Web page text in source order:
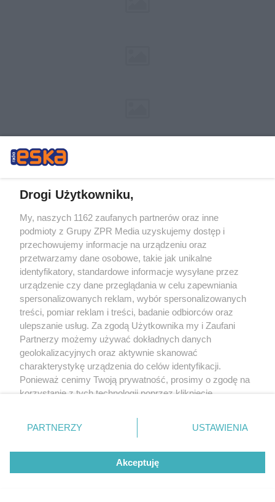
Żaden utwór zamieszczony w serwisie nie może być powielany i
rozpowszechniany lub dalej rozpowszechniany w jakikolwiek sposób (w
tym także elektroniczny lub mechaniczny) na jakimkolwiek polu
eksploatacji w jakiejkolwiek formie, włącznie z umieszczaniem w Internecie
bez pisemnej zgody właściciela praw. Jakiekolwiek użycie lub
wykorzystanie utworów w całości lub w części z naruszeniem prawa, tzn.
bez właściwej zgody, jest zabronione pod groźbą kary i może być ścigane
O nas
Drogi Użytkowniku,
My, naszych 1162 zaufanych partnerów oraz inne
podmioty z Grupy ZPR Media uzyskujemy dostęp i
przechowujemy informacje na urządzeniu oraz
przetwarzamy dane osobowe, takie jak unikalne
identyfikatory, standardowe informacje wysyłane przez
urządzenie czy dane przeglądania w celu zapewniania
spersonalizowanych reklam, wybór spersonalizowanych
treści, pomiar reklam i treści, badanie odbiorców oraz
ulepszanie usług. Za zgodą Użytkownika my i Zaufani
Partnerzy możemy używać dokładnych danych
geolokalizacyjnych oraz aktywnie skanować
charakterystykę urządzenia do celów identyfikacji.
Ponieważ cenimy Twoją prywatność, prosimy o zgodę na
korzystanie z tych technologii poprzez kliknięcie
zmienić/wycofać klikając przycisk ustawień prywatności
znajdujący się w lewym dolnym rogu strony
rodzaje przetwarzania danych nie wymagają zgody
użytkownika, ale masz prawo sprzeciwić się takiemu
przetwarzaniu. Preferencje będą miały zastosowanie tylko
PARTNERZY USTAWIENIA
Akceptuję